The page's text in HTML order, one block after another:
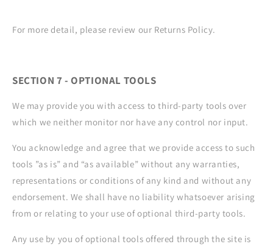
For more detail, please review our Returns Policy.
SECTION 7 - OPTIONAL TOOLS
We may provide you with access to third-party tools over
which we neither monitor nor have any control nor input.
You acknowledge and agree that we provide access to such
tools ”as is” and “as available” without any warranties,
representations or conditions of any kind and without any
endorsement. We shall have no liability whatsoever arising
from or relating to your use of optional third-party tools.
Any use by you of optional tools offered through the site is